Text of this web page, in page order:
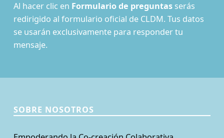
Al hacer clic en Formulario de preguntasserás
redirigido al formulario oficial de CLDM. Tus datos
se usarán exclusivamente para responder tu
mensaje.
SOBRE NOSOTROS